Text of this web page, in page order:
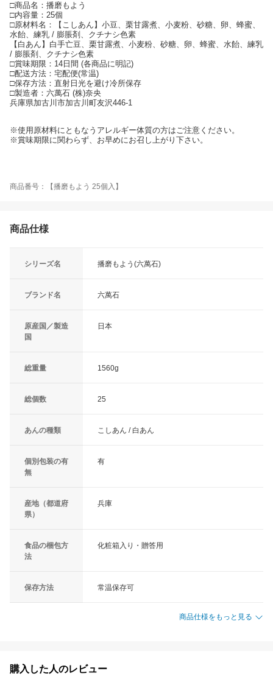
□商品名：播磨もよう
□内容量：25個
□原材料名：【こしあん】小豆、栗甘露煮、小麦粉、砂糖、卵、蜂蜜、
水飴、練乳 / 膨脹剤、クチナシ色素
【白あん】白手亡豆、栗甘露煮、小麦粉、砂糖、卵、蜂蜜、水飴、練乳
/ 膨脹剤、クチナシ色素
□賞味期限：14日間 (各商品に明記)
□配送方法：宅配便(常温)
□保存方法：直射日光を避け冷所保存
□製造者：六萬石 (株)奈央
兵庫県加古川市加古川町友沢446-1
※使用原材料にともなうアレルギー体質の方はご注意ください。
※賞味期限に関わらず、お早めにお召し上がり下さい。
商品番号：【播磨もよう 25個入】
商品仕様
シリーズ名 播磨もよう(六萬石)
ブランド名 六萬石
原産国／製造
国
日本
総重量 1560g
総個数 25
あんの種類 こしあん / 白あん
個別包装の有
無
有
産地（都道府
県）
兵庫
食品の梱包方
法
化粧箱入り・贈答用
保存方法 常温保存可
商品仕様をもっと見る
購入した人のレビュー